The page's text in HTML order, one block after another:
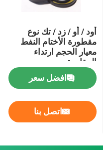
أود / أو / زد / تك نوع
مقطورة الأختام النفط
معيار الحجم ارتداء
المقاومة
افضل سعر
اتصل بنا